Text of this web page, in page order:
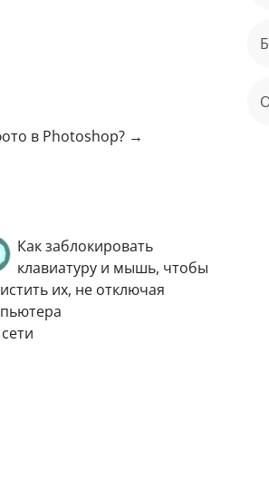
в Photoshop? →
Как заблокировать
клавиатуру и мышь, чтобы
их, не отключая